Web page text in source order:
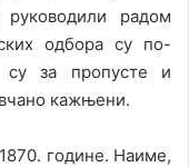
радом
одбора су по-
за пропусте и
кажњени.
године. Наиме,